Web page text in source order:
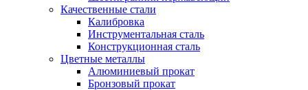
Качественные стали
Калибровка
Инструментальная сталь
Конструкционная сталь
Цветные металлы
Алюминиевый прокат
Бронзовый прокат